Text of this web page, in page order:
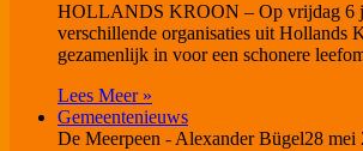
HOLLANDS KROON – Op vrijdag 6
verschillende organisaties uit Hollands
gezamenlijk in voor een schonere
Lees Meer »
Gemeentenieuws
De Meerpeen - Alexander Bügel28 mei